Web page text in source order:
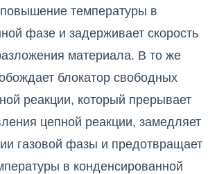
температуры в
фазе и задерживает скорость
материала. В то же
блокатор свободных
реакции, который прерывает
цепной реакции, замедляет
газовой фазы и предотвращает
в конденсированной